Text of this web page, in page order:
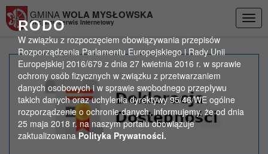
RODO
W związku z rozpoczęciem obowiązywania przepisów
Rozporządzenia Parlamentu Europejskiego i Rady Unii
Europejskiej 2016/679 z dnia 27 kwietnia 2016 r. w sprawie
ochrony osób fizycznych w związku z przetwarzaniem
danych osobowych i w sprawie swobodnego przepływu
takich danych oraz uchylenia dyrektywy 95/46/WE ogólne
rozporządzenie o ochronie danych, informujemy, że od dnia
25 maja 2018 r. na naszym portalu obowiązuje
zaktualizowanaPolityka Prywatności.
GMINA WOLA MYSŁOWSKA
Oficjalny Serwis Internetowy
Przygotowania do
gazyfikacji
Strona główna > Aktualności > Przygotowania do gazyfikacji